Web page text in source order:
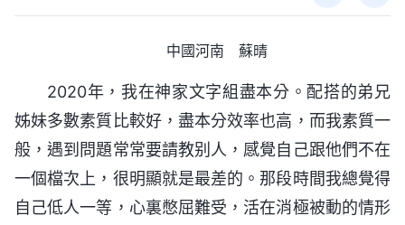
中國河南 蘇晴
2020年，我在神家文字組盡本分。配搭的弟兄
姊妹多數素質比較好，盡本分效率也高，而我素質一
般，遇到問題常常要請教别人，感覺自己跟他們不在
一個檔次上，很明顯就是最差的。那段時間我總覺得
自己低人一等，心裏憋屈難受，活在消極被動的情形